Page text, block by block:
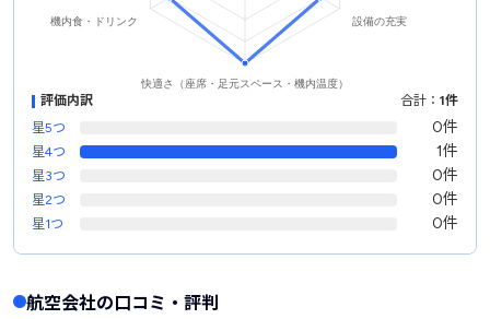
評価内訳 合計： 1件
星5つ
0件
星4つ 1件
星3つ 0件
星2つ 0件
星1つ 0件
航空会社の口コミ・評判